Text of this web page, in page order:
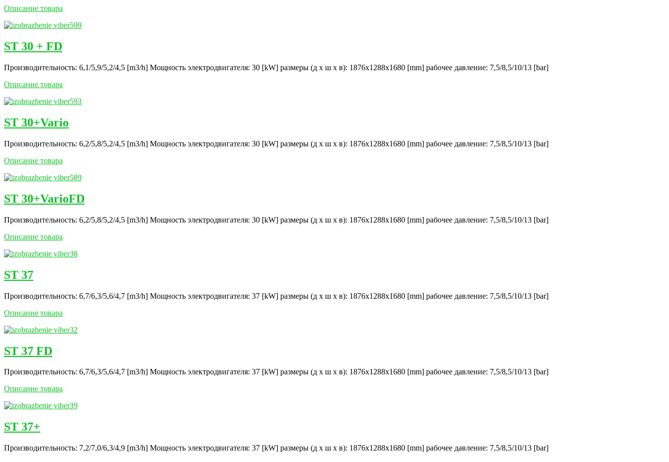
Описание товара
ST 30 + FD
Производительность: 6,1/5,9/5,2/4,5 [m3/h] Mощность электродвигателя: 30 [kW] размеры (д х ш х в): 1876x1288x1680 [mm] рабочее давление: 7,5/8,5/10/13 [bar]
Описание товара
ST 30+Vario
Производительность: 6,2/5,8/5,2/4,5 [m3/h] Mощность электродвигателя: 30 [kW] размеры (д х ш х в): 1876x1288x1680 [mm] рабочее давление: 7,5/8,5/10/13 [bar]
Описание товара
ST 30+VarioFD
Производительность: 6,2/5,8/5,2/4,5 [m3/h] Mощность электродвигателя: 30 [kW] размеры (д х ш х в): 1876x1288x1680 [mm] рабочее давление: 7,5/8,5/10/13 [bar]
Описание товара
ST 37
Производительность: 6,7/6,3/5,6/4,7 [m3/h] Mощность электродвигателя: 37 [kW] размеры (д х ш х в): 1876x1288x1680 [mm] рабочее давление: 7,5/8,5/10/13 [bar]
Описание товара
ST 37 FD
Производительность: 6,7/6,3/5,6/4,7 [m3/h] Mощность электродвигателя: 37 [kW] размеры (д х ш х в): 1876x1288x1680 [mm] рабочее давление: 7,5/8,5/10/13 [bar]
Описание товара
ST 37+
Производительность: 7,2/7,0/6,3/4,9 [m3/h] Mощность электродвигателя: 37 [kW] размеры (д х ш х в): 1876x1288x1680 [mm] рабочее давление: 7,5/8,5/10/13 [bar]